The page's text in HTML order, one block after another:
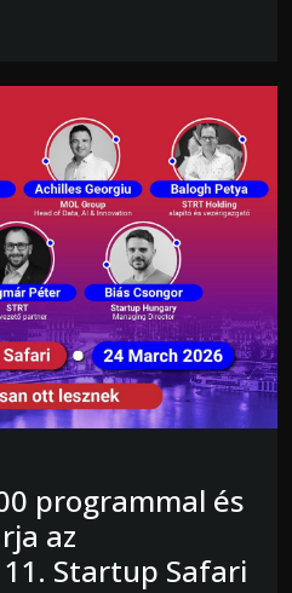
programmal és
az
Startup Safari